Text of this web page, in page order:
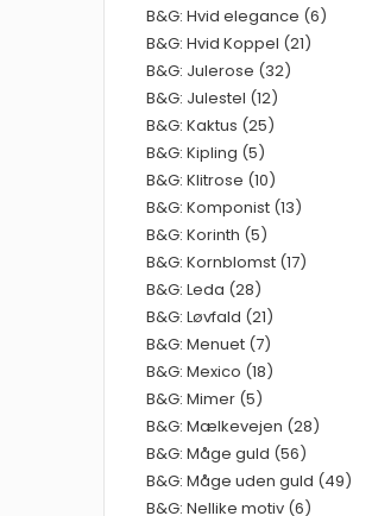
B&G: Hvid elegance (6)
B&G: Hvid Koppel (21)
B&G: Julerose (32)
B&G: Julestel (12)
B&G: Kaktus (25)
B&G: Kipling (5)
B&G: Klitrose (10)
B&G: Komponist (13)
B&G: Korinth (5)
B&G: Kornblomst (17)
B&G: Leda (28)
B&G: Løvfald (21)
B&G: Menuet (7)
B&G: Mexico (18)
B&G: Mimer (5)
B&G: Mælkevejen (28)
B&G: Måge guld (56)
B&G: Måge uden guld (49)
B&G: Nellike motiv (6)